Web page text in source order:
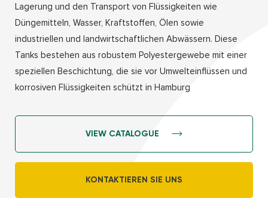
Lagerung und den Transport von Flüssigkeiten wie
Düngemitteln, Wasser, Kraftstoffen, Ölen sowie
industriellen und landwirtschaftlichen Abwässern. Diese
Tanks bestehen aus robustem Polyestergewebe mit einer
speziellen Beschichtung, die sie vor Umwelteinflüssen und
korrosiven Flüssigkeiten schützt in Hamburg
VIEW CATALOGUE
KONTAKTIEREN SIE UNS